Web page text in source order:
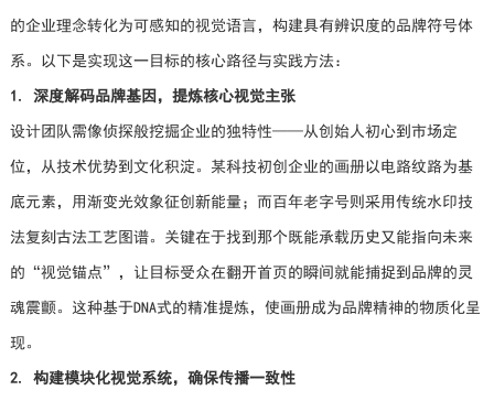
的企业理念转化为可感知的视觉语言，构建具有辨识度的品牌符号体
系。以下是实现这一目标的核心路径与实践方法：
1. 深度解码品牌基因，提炼核心视觉主张
设计团队需像侦探般挖掘企业的独特性——从创始人初心到市场定
位，从技术优势到文化积淀。某科技初创企业的画册以电路纹路为基
底元素，用渐变光效象征创新能量；而百年老字号则采用传统水印技
法复刻古法工艺图谱。关键在于找到那个既能承载历史又能指向未来
的“视觉锚点”，让目标受众在翻开首页的瞬间就能捕捉到品牌的灵
魂震颤。这种基于DNA式的精准提炼，使画册成为品牌精神的物质化呈
现。
2. 构建模块化视觉系统，确保传播一致性